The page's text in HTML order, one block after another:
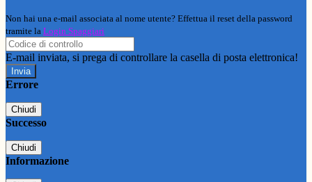
Non hai una e-mail associata al nome utente? Effettua il reset della password
tramite la Login Spaggiari
E-mail inviata, si prega di controllare la casella di posta elettronica!
Errore
Chiudi
Successo
Chiudi
Informazione